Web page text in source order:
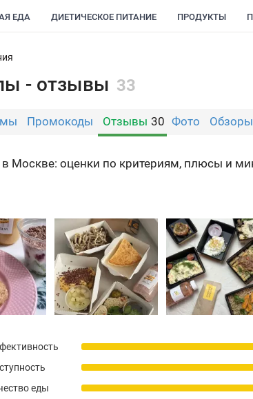
ЕДА ДИЕТИЧЕСКОЕ ПИТАНИЕ ПРОДУКТЫ
- отзывы 33
Промокоды Отзывы 30 Фото Обзоры
Москве: оценки по критериям, плюсы и
еды